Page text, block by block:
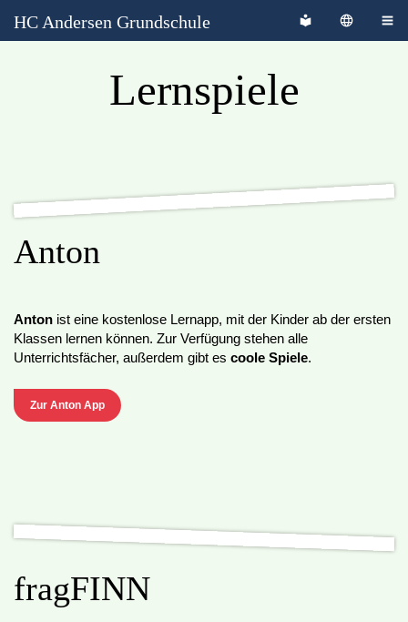
HC Andersen Grundschule
Lernspiele
Anton
Anton ist eine kostenlose Lernapp, mit der Kinder ab der ersten
Klassen lernen können. Zur Verfügung stehen alle
Unterrichtsfächer, außerdem gibt es coole Spiele.
Zur Anton App
fragFINN